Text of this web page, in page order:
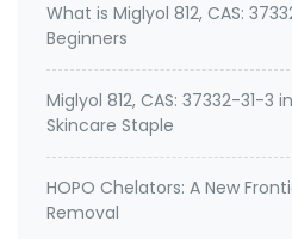
What is Miglyol 812, CAS:
Beginners
Miglyol 812, CAS: 37332-31-3
Skincare Staple
HOPO Chelators: A New
Removal